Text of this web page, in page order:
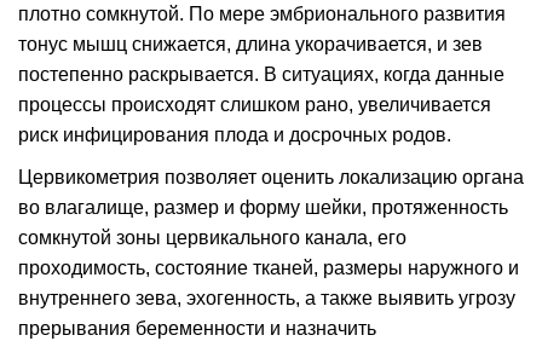
плотно сомкнутой. По мере эмбрионального развития
тонус мышц снижается, длина укорачивается, и зев
постепенно раскрывается. В ситуациях, когда данные
процессы происходят слишком рано, увеличивается
риск инфицирования плода и досрочных родов.
Цервикометрия позволяет оценить локализацию органа
во влагалище, размер и форму шейки, протяженность
сомкнутой зоны цервикального канала, его
проходимость, состояние тканей, размеры наружного и
внутреннего зева, эхогенность, а также выявить угрозу
прерывания беременности и назначить